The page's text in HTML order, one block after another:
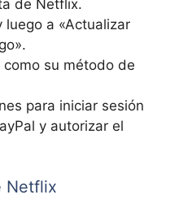
de Netflix.
luego a «Actualizar
como su método de
para iniciar sesión
y autorizar el
Netflix